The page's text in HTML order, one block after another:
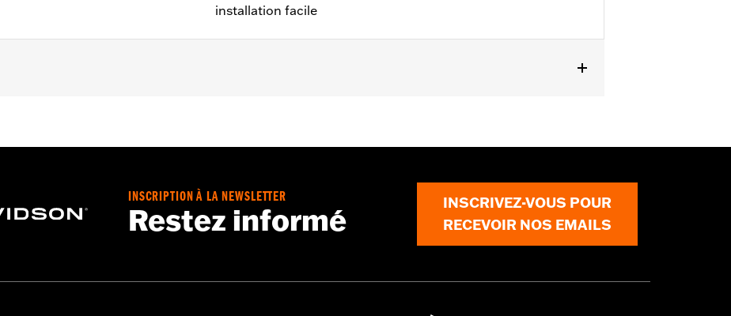
installation facile
INSCRIPTION À LA NEWSLETTER
Restez informé
INSCRIVEZ-VOUS POUR
RECEVOIR NOS EMAILS